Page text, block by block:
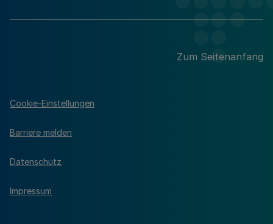
Zum Seitenanfang
Cookie-Einstellungen
Barriere melden
Datenschutz
Impressum